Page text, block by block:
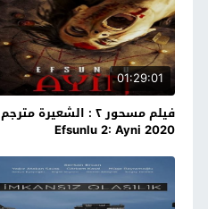
01:29:01
فيلم مسحور ٢ : الشعيرة مترجم
Efsunlu 2: Ayni 2020